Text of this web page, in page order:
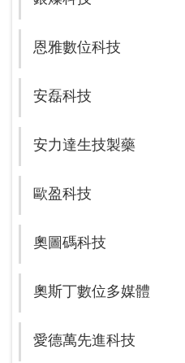
恩雅數位科技
安磊科技
安力達生技製藥
歐盈科技
奧圖碼科技
奧斯丁數位多媒體
愛德萬先進科技